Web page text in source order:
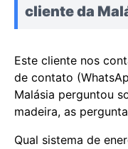
cliente da
Este cliente nos
de contato
Malásia perguntou
madeira, as
Qual sistema de